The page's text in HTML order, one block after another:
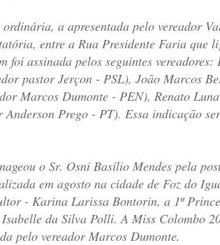
ordinária, a apresentada pelo vereador
entre a Rua Presidente Faria que
assinada pelos seguintes vereadores:
pastor Jerçon - PSL), João Marcos
Marcos Dumonte - PEN), Renato
Prego - PT). Essa indicação
o Sr. Osni Basílio Mendes pela
em agosto na cidade de Foz do
- Karina Larissa Bontorin, a 1ª
da Silva Polli. A Miss Colombo
pelo vereador Marcos Dumonte.